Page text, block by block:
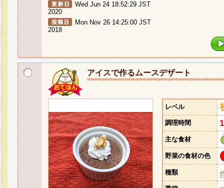
Wed Jun 24 18:52:29 JST
2020
Mon Nov 26 14:25:00 JST
2018
アイスで作るムースデザート
レベル
調理時間
主な食材
野菜の食材の色
種類